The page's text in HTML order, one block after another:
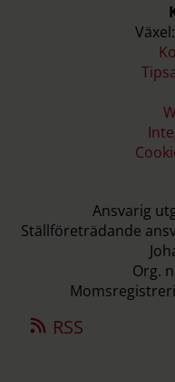
Ansvarig
Ställföreträdande
Org.
RSS